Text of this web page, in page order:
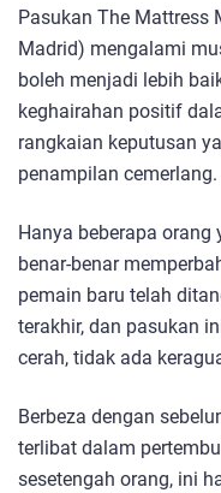
Pasukan The Mattress
Madrid) mengalami
boleh menjadi lebih
keghairahan positif
rangkaian keputusan
penampilan cemerlang.
Hanya beberapa
benar-benar
pemain baru telah
terakhir, dan pasukan
cerah, tidak ada
Berbeza dengan
terlibat dalam
sesetengah orang, ini